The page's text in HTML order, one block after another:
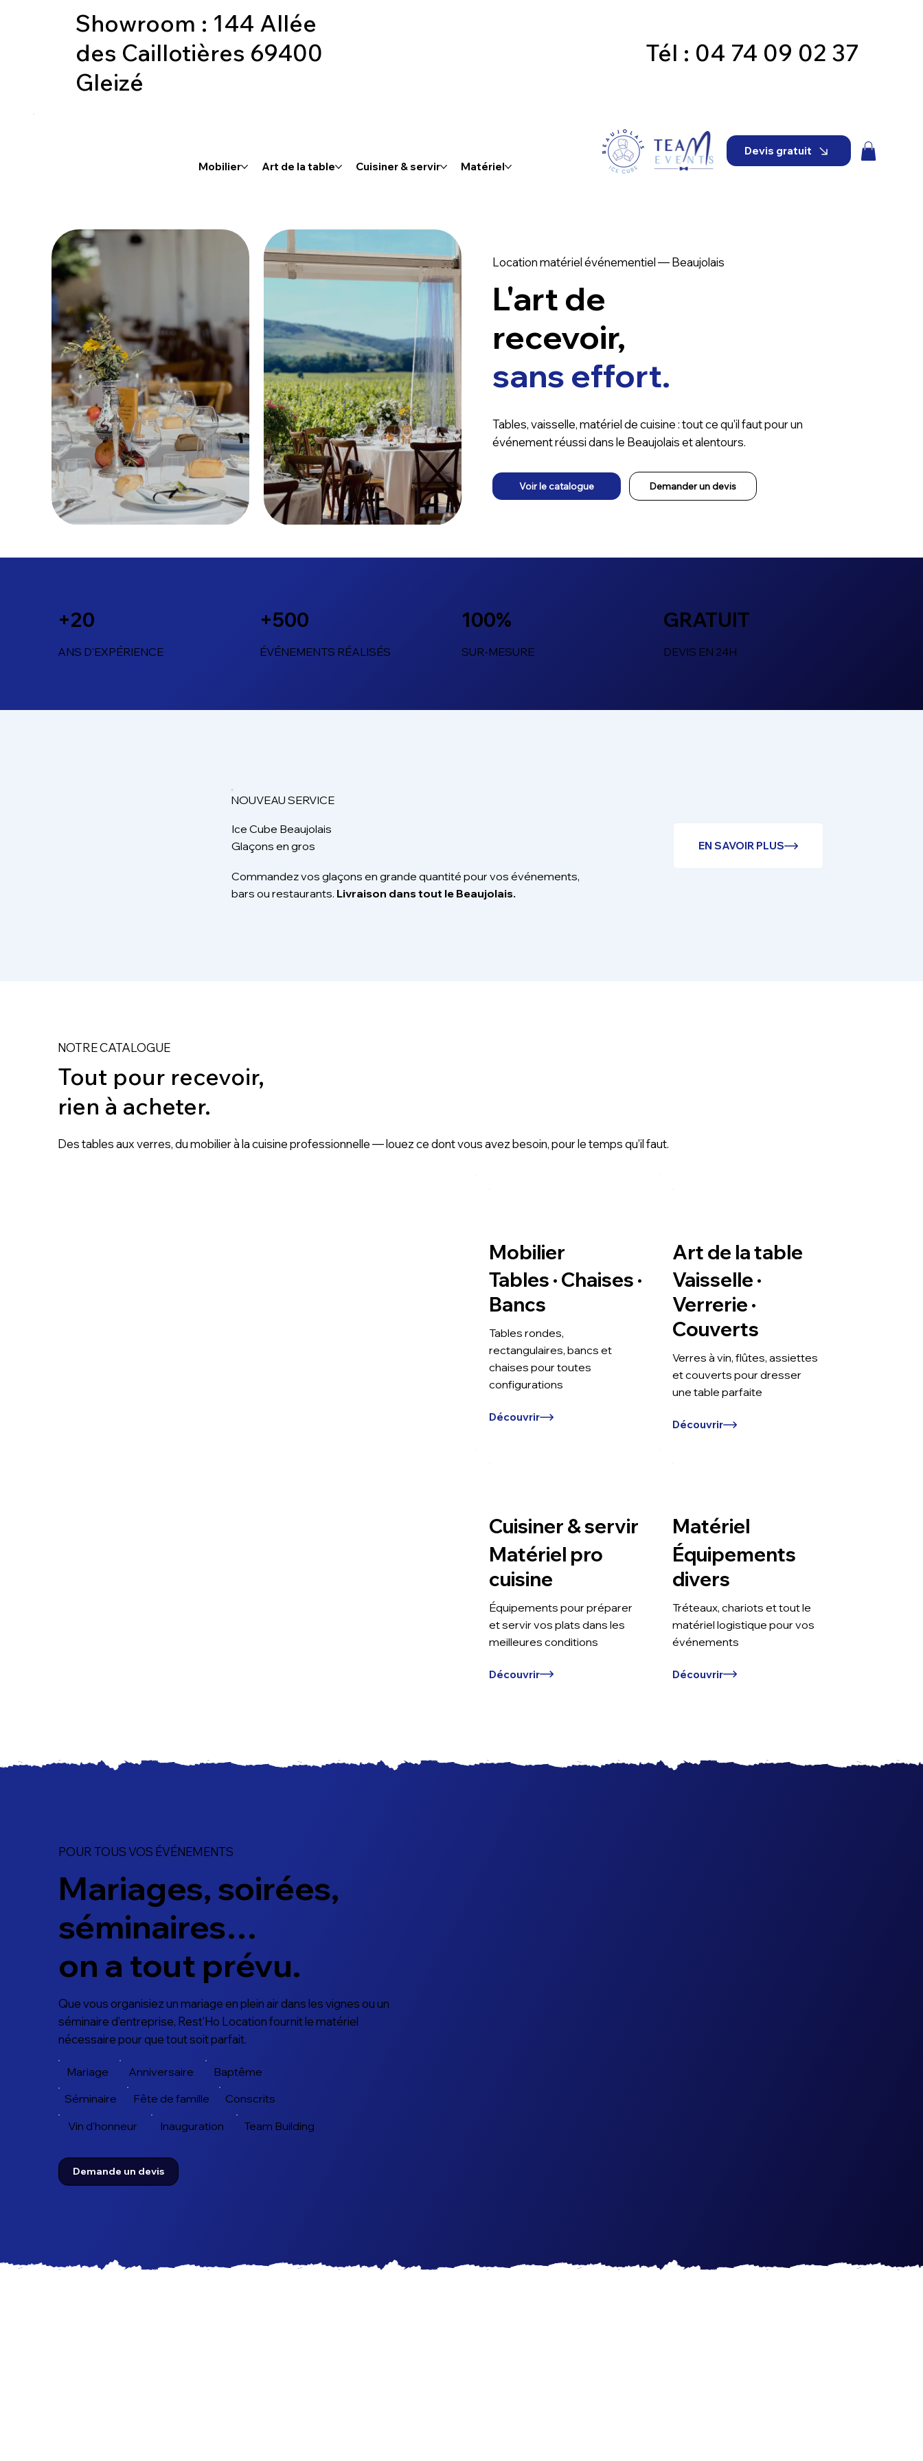
Mobilier Art de la table Cuisiner & servir Matériel
Devis gratuit
Tél : 04 74 09 02 37
Showroom : 144 Allée
des Caillotières 69400
Gleizé
Location matériel événementiel — Beaujolais
L'art de
recevoir,
sans effort.
Tables, vaisselle, matériel de cuisine : tout ce qu'il faut pour un
événement réussi dans le Beaujolais et alentours.
Voir le catalogue Demander un devis
+20
ANS D'EXPÉRIENCE
+500
ÉVÉNEMENTS RÉALISÉS
100%
SUR-MESURE
GRATUIT
DEVIS EN 24H
NOUVEAU SERVICE
Ice Cube Beaujolais
Glaçons en gros
Commandez vos glaçons en grande quantité pour vos événements,
bars ou restaurants. Livraison dans tout le Beaujolais.
EN SAVOIR PLUS
NOTRE CATALOGUE
Tout pour recevoir,
rien à acheter.
Des tables aux verres, du mobilier à la cuisine professionnelle — louez ce dont vous avez besoin, pour le temps qu'il faut.
Mobilier
Tables · Chaises ·
Bancs
Tables rondes,
rectangulaires, bancs et
chaises pour toutes
configurations
Découvrir
Art de la table
Vaisselle ·
Verrerie ·
Couverts
Verres à vin, flûtes, assiettes
et couverts pour dresser
une table parfaite
Découvrir
Cuisiner & servir
Matériel pro
cuisine
Équipements pour préparer
et servir vos plats dans les
meilleures conditions
Découvrir
Matériel
Équipements
divers
Tréteaux, chariots et tout le
matériel logistique pour vos
événements
Découvrir
POUR TOUS VOS ÉVÉNEMENTS
Mariages, soirées,
séminaires…
on a tout prévu.
Que vous organisiez un mariage en plein air dans les vignes ou un
séminaire d'entreprise, Rest'Ho Location fournit le matériel
nécessaire pour que tout soit parfait.
Mariage Anniversaire
Baptême
Séminaire
Fête de famille
Conscrits
Vin d'honneur
Inauguration Team Building
Demande un devis